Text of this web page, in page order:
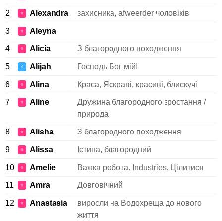
2 ♀ Alexandra захисника, afweerder чоловіків
3 ♀ Aleyna
4 ♀ Alicia З благородного походження
5 ♂ Alijah Господь Бог мій!
6 ♀ Alina Краса, Яскраві, красиві, блискучі
7 ♀ Aline
Дружина благородного зростання /
природа
8 ♀ Alisha З благородного походження
9 ♀ Alissa Істина, благородний
10 ♀ Amelie Важка робота. Industries. Цілитися
11 ♀ Amra Довговічний
12 ♀ Anastasia
виросли на Водохреща до нового
життя